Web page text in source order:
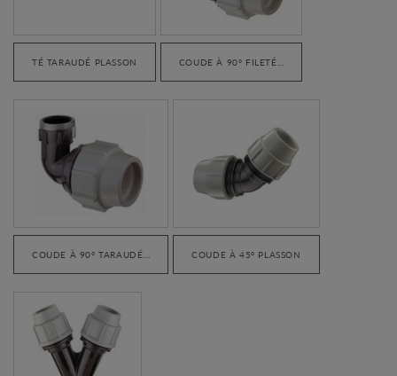
TÉ TARAUDÉ PLASSON COUDE À 90° FILETÉ...
COUDE À 90° TARAUDÉ... COUDE À 45° PLASSON